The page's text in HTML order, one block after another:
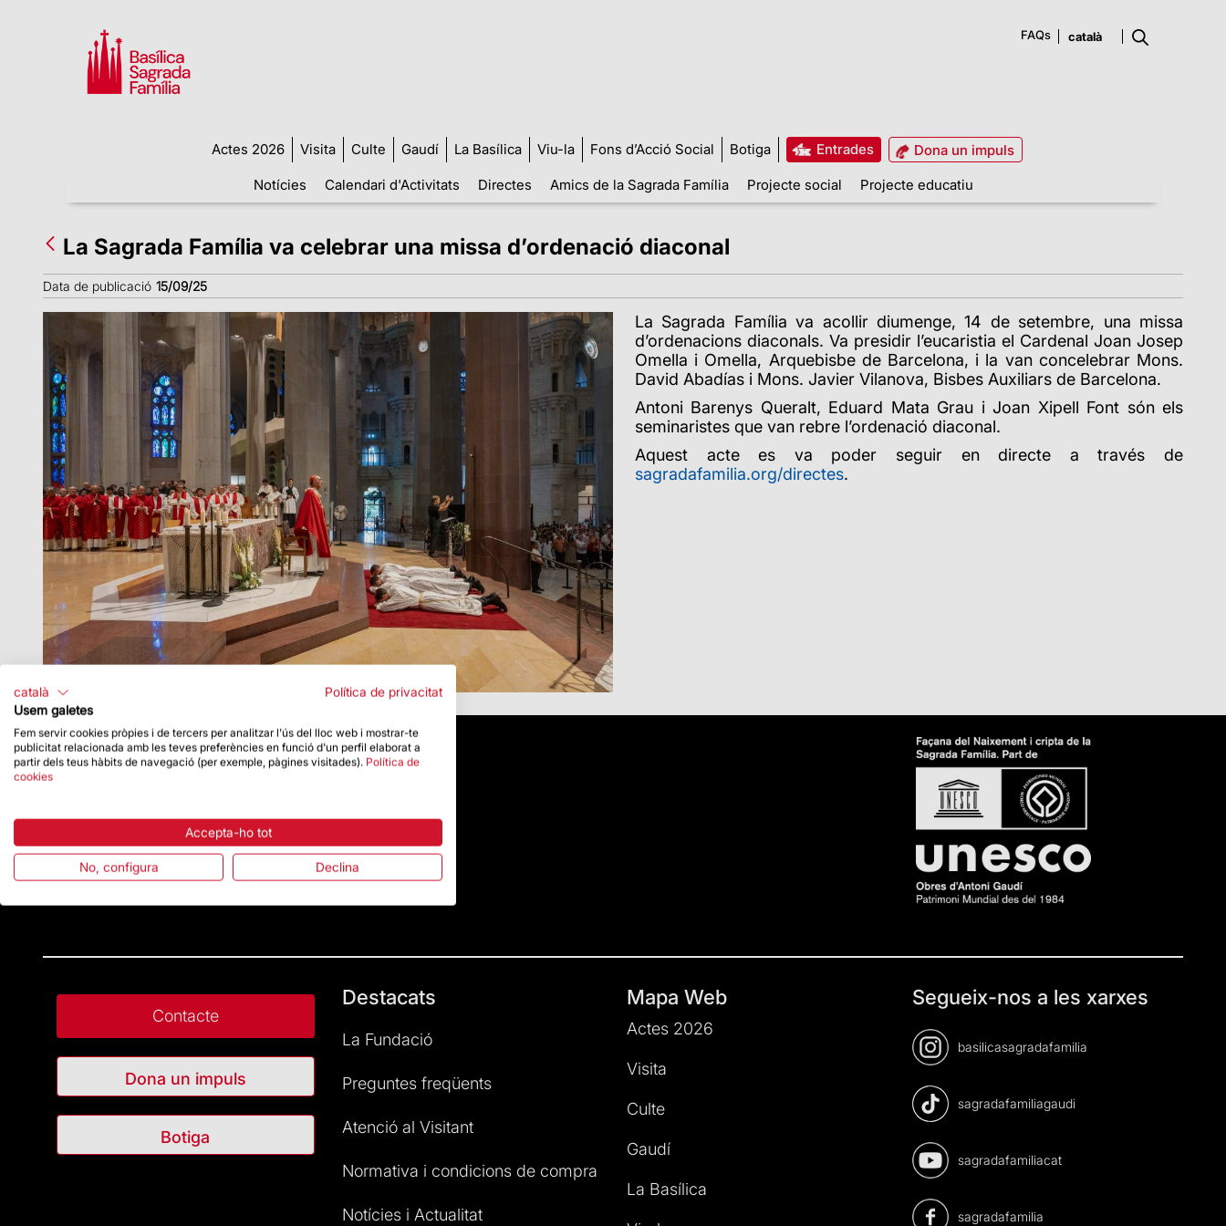
FAQs
Actes 2026 Visita Culte Gaudí La Basílica Viu-la Fons d’Acció Social Botiga Entrades
Dona un impuls
Notícies
Calendari d'Activitats Directes Amics de la Sagrada Família Projecte social Projecte educatiu
La Sagrada Família va celebrar una missa d’ordenació diaconal
Data de publicació 15/09/25
La Sagrada Família va acollir diumenge, 14 de setembre, una missa
d’ordenacions diaconals. Va presidir l’eucaristia el Cardenal Joan Josep
Omella i Omella, Arquebisbe de Barcelona, i la van concelebrar Mons.
David Abadías i Mons. Javier Vilanova, Bisbes Auxiliars de Barcelona.
Antoni Barenys Queralt, Eduard Mata Grau i Joan Xipell Font són els
seminaristes que van rebre l’ordenació diaconal.
Aquest acte es va poder seguir en directe a través de
sagradafamilia.org/directes.
Contacte
Dona un impuls
Botiga
Destacats
La Fundació
Preguntes freqüents
Atenció al Visitant
Normativa i condicions de compra
Notícies i Actualitat
Mapa Web
Actes 2026
Visita
Culte
Gaudí
La Basílica
Segueix-nos a les xarxes
basilicasagradafamilia
sagradafamiliagaudi
sagradafamiliacat
sagradafamilia
català
Política de privacitat
Usem galetes
Fem servir cookies pròpies i de tercers per analitzar l'ús del lloc web i mostrar-te
publicitat relacionada amb les teves preferències en funció d'un perfil elaborat a
partir dels teus hàbits de navegació (per exemple, pàgines visitades). Política de
cookies
Accepta-ho tot
No, configura Declina